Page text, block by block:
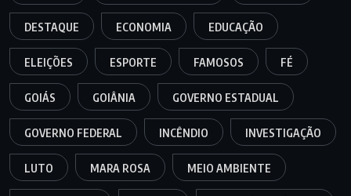
DESTAQUE ECONOMIA EDUCAÇÃO
ELEIÇÕES ESPORTE FAMOSOS FÉ
GOIÁS GOIÂNIA GOVERNO ESTADUAL
GOVERNO FEDERAL INCÊNDIO INVESTIGAÇÃO
LUTO MARA ROSA MEIO AMBIENTE